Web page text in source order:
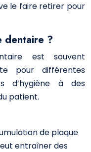
le faire retirer pour
dentaire ?
est souvent
pour différentes
d’hygiène à des
patient.
de plaque
entraîner des